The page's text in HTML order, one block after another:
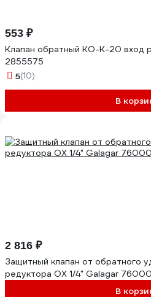
553 ₽
Клапан обратный КО-К-20 вход
2855575
5(10)
В
2 816 ₽
Защитный клапан от обратного
редуктора OX 1/4" Galagar
В